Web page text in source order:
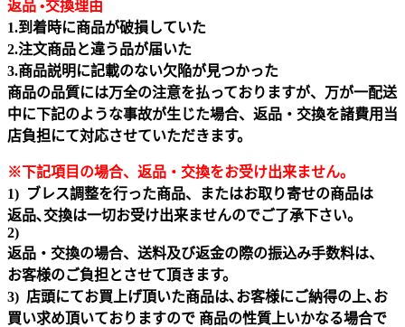
返品 •交換理由
1.到着時に商品が破損していた
2.注文商品と違う品が届いた
3.商品説明に記載のない欠陥が見つかった
商品の品質には万全の注意を払っておりますが、万が一配送
中に下記のような事故が生じた場合、返品・交換を諸費用当
店負担にて対応させていただきます。
※下記項目の場合、返品・交換をお受け出来ません｡
1) ブレス調整を行った商品、またはお取り寄せの商品は
返品､交換は一切お受け出来ませんのでご了承下さい。
2)
返品・交換の場合、送料及び返金の際の振込み手数料は、
お客様のご負担とさせて頂きます。
3) 店頭にてお買上げ頂いた商品は､お客様にご納得の上､お
買い求め頂いておりますので 商品の性質上いかなる場合で